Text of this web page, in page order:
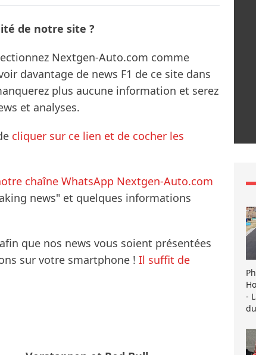
de notre site ?
Nextgen-Auto.com comme
davantage de news F1 de ce site dans
plus aucune information et serez
et analyses.
cliquer sur ce lien et de cocher les
chaîne WhatsApp Nextgen-Auto.com
news" et quelques informations
que nos news vous soient présentées
sur votre smartphone ! Il suffit de
-